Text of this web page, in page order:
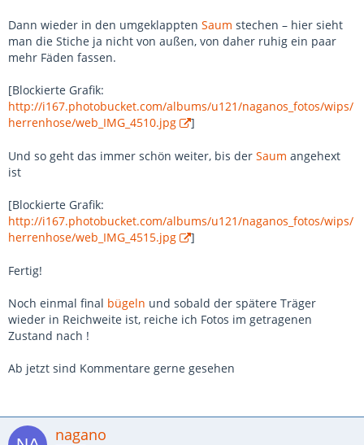
Dann wieder in den umgeklappten Saum stechen – hier sieht
man die Stiche ja nicht von außen, von daher ruhig ein paar
mehr Fäden fassen.
[Blockierte Grafik:
http://i167.photobucket.com/albums/u121/naganos_fotos/wips/
herrenhose/web_IMG_4510.jpg
]
Und so geht das immer schön weiter, bis der Saum angehext
ist
[Blockierte Grafik:
http://i167.photobucket.com/albums/u121/naganos_fotos/wips/
herrenhose/web_IMG_4515.jpg
]
Fertig!
Noch einmal final bügeln und sobald der spätere Träger
wieder in Reichweite ist, reiche ich Fotos im getragenen
Zustand nach !
Ab jetzt sind Kommentare gerne gesehen
nagano